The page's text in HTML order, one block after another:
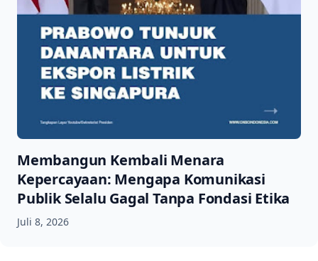
Membangun Kembali Menara
Kepercayaan: Mengapa Komunikasi
Publik Selalu Gagal Tanpa Fondasi Etika
Juli 8, 2026